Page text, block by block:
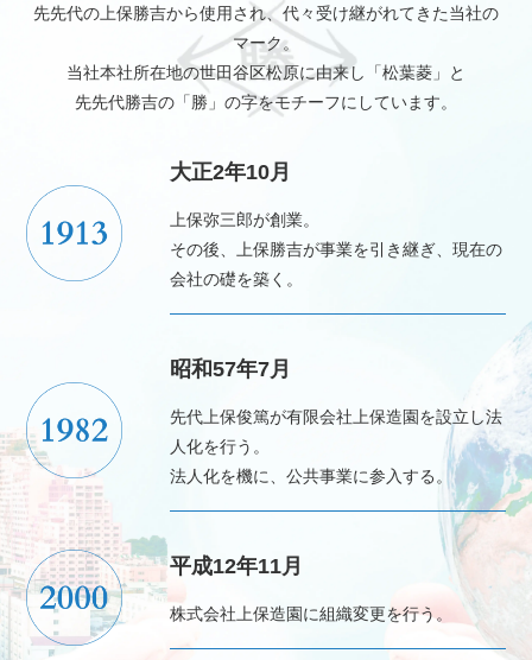
先先代の上保勝吉から使用され、代々受け継がれてきた当社の
マーク。
当社本社所在地の世田谷区松原に由来し「松葉菱」と
先先代勝吉の「勝」の字をモチーフにしています。
大正2年10月
上保弥三郎が創業。
その後、上保勝吉が事業を引き継ぎ、現在の
会社の礎を築く。
昭和57年7月
先代上保俊篤が有限会社上保造園を設立し法
人化を行う。
法人化を機に、公共事業に参入する。
平成12年11月
株式会社上保造園に組織変更を行う。